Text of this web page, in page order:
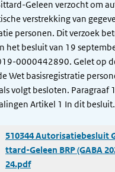
Geleen verzocht om
verstrekking van
personen. Dit verzoek
het besluit van 19
0000442890. Gelet op
Wet basisregistratie
volgt besloten. Paragraaf
Artikel 1 In dit
510344 Autorisatiebesluit
ttard-Geleen BRP (GABA
24.pdf